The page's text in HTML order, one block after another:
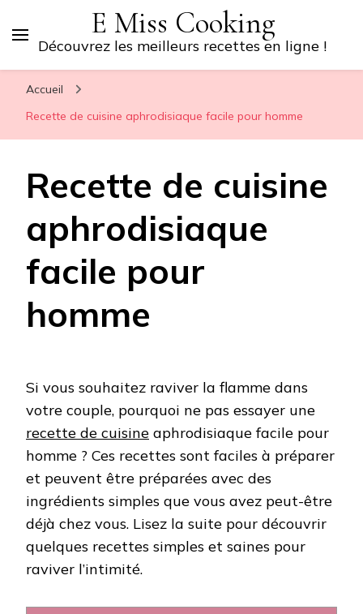
E Miss Cooking
Découvrez les meilleurs recettes en ligne !
Accueil
Recette de cuisine aphrodisiaque facile pour homme
Recette de cuisine
aphrodisiaque
facile pour
homme
Si vous souhaitez raviver la flamme dans
votre couple, pourquoi ne pas essayer une
recette de cuisine aphrodisiaque facile pour
homme ? Ces recettes sont faciles à préparer
et peuvent être préparées avec des
ingrédients simples que vous avez peut-être
déjà chez vous. Lisez la suite pour découvrir
quelques recettes simples et saines pour
raviver l’intimité.